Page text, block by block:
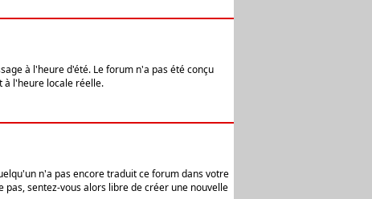
à l'heure d'été. Le forum n'a pas été conçu
à l'heure locale réelle.
n'a pas encore traduit ce forum dans votre
sentez-vous alors libre de créer une nouvelle